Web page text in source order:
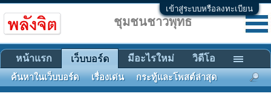
เข้าสู่ระบบหรือลงทะเบียน
ชุมชนชาวพุทธ
หน้าแรก เว็บบอร์ด
ค้นหาในเว็บบอร์ด เรื่องเด่น กระทู้และโพสต์ล่าสุด
มีอะไรใหม่ วิดีโอ